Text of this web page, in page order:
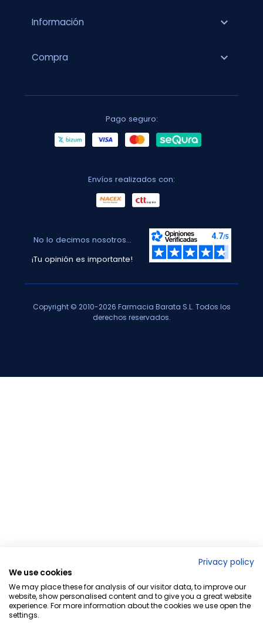
Información expand_more
Compra expand_more
Pago seguro:
Envíos realizados con:
No lo decimos nosotros...
¡Tu opinión es importante!
Copyright © 2010-2026 Farmacia Barata S.L. Todos los
derechos reservados.
Privacy policy
We use cookies
We may place these for analysis of our visitor data, to improve our
website, show personalised content and to give you a great website
experience. For more information about the cookies we use open the
settings.